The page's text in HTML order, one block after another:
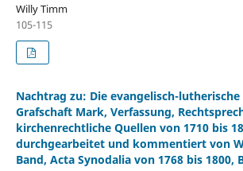
Willy Timm
105-115
Nachtrag zu: Die evangelisch-
Grafschaft Mark, Verfassung,
kirchenrechtliche Quellen von 1710 bis
durchgearbeitet und kommentiert von
Band, Acta Synodalia von 1768 bis 1800,